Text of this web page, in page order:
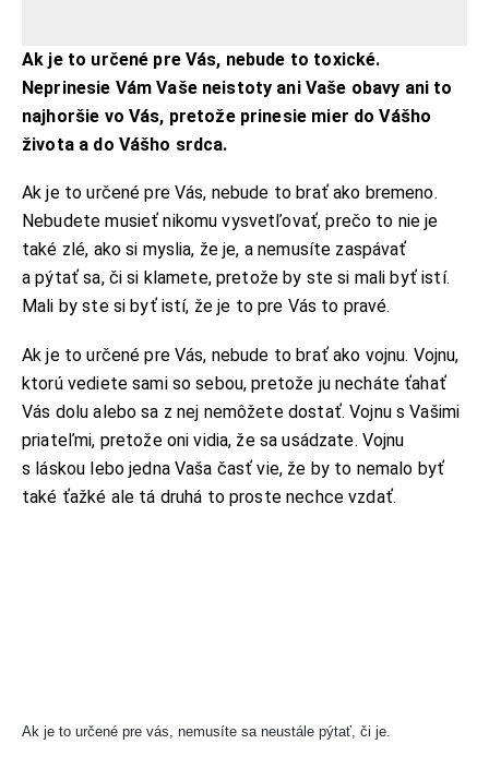
Ak je to určené pre Vás, nebude to toxické.
Neprinesie Vám Vaše neistoty ani Vaše obavy ani to
najhoršie vo Vás, pretože prinesie mier do Vášho
života a do Vášho srdca.
Ak je to určené pre Vás, nebude to brať ako bremeno.
Nebudete musieť nikomu vysvetľovať, prečo to nie je
také zlé, ako si myslia, že je, a nemusíte zaspávať
a pýtať sa, či si klamete, pretože by ste si mali byť istí.
Mali by ste si byť istí, že je to pre Vás to pravé.
Ak je to určené pre Vás, nebude to brať ako vojnu. Vojnu,
ktorú vediete sami so sebou, pretože ju necháte ťahať
Vás dolu alebo sa z nej nemôžete dostať. Vojnu s Vašimi
priateľmi, pretože oni vidia, že sa usádzate. Vojnu
s láskou lebo jedna Vaša časť vie, že by to nemalo byť
také ťažké ale tá druhá to proste nechce vzdať.
Ak je to určené pre vás, nemusíte sa neustále pýtať, či je.